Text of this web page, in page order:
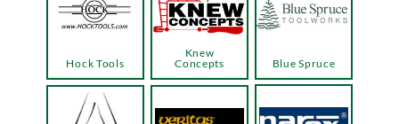
Hock Tools
Knew
Concepts
Blue Spruce